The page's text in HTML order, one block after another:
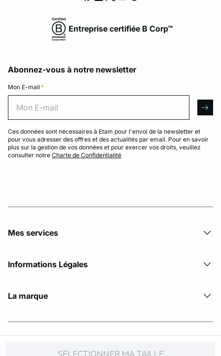
SÉLECTIONNER MA TAILLE
Entreprise certifiée B Corp™
Abonnez-vous à notre newsletter
Mon E-mail *
Ces données sont nécessaires à Etam pour l'envoi de la newsletter et
pour vous adresser des offres et des actualités par email. Pour en savoir
plus sur la gestion de vos données et pour exercer vos droits, veuillez
consulter notre Charte de Confidentialité
Mes services
Informations Légales
La marque